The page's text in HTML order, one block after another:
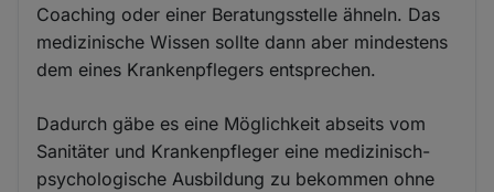
Coaching oder einer Beratungsstelle ähneln. Das
medizinische Wissen sollte dann aber mindestens
dem eines Krankenpflegers entsprechen.
Dadurch gäbe es eine Möglichkeit abseits vom
Sanitäter und Krankenpfleger eine medizinisch-
psychologische Ausbildung zu bekommen ohne